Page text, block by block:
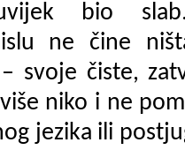
bio
ne čine
svoje čiste,
niko i ne
jezika ili